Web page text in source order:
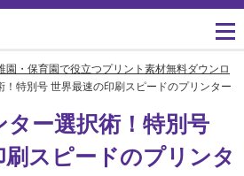
ップ ソリューション
導入事例
お役立ち記事
よくあるご質問（FAQ）
製品についてのお問い合
わせ一覧
かんたん会社案内
広報誌『理想の詩』
理想科学のものづくり
ごあいさつ
会社概要
マネジメント
園・保育園で役立つプリント素材無料ダウンロ
！特別号 世界最速の印刷スピードのプリンター
ー選択術！特別号
スピードのプリンタ